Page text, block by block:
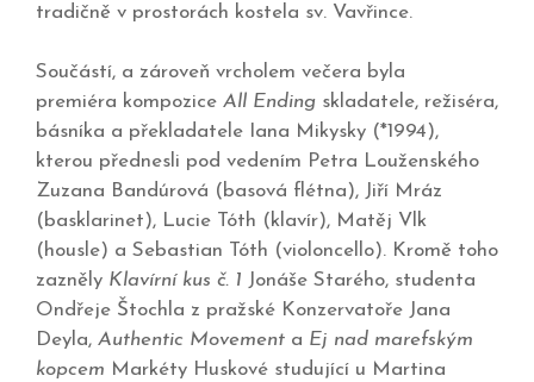
tradičně v prostorách kostela sv. Vavřince.
Součástí, a zároveň vrcholem večera byla
premiéra kompozice All Ending skladatele, režiséra,
básníka a překladatele Iana Mikysky (*1994),
kterou přednesli pod vedením Petra Louženského
Zuzana Bandúrová (basová flétna), Jiří Mráz
(basklarinet), Lucie Tóth (klavír), Matěj Vlk
(housle) a Sebastian Tóth (violoncello). Kromě toho
zazněly Klavírní kus č. 1 Jonáše Starého, studenta
Ondřeje Štochla z pražské Konzervatoře Jana
Deyla, Authentic Movement a Ej nad marefským
kopcem Markéty Huskové studující u Martina